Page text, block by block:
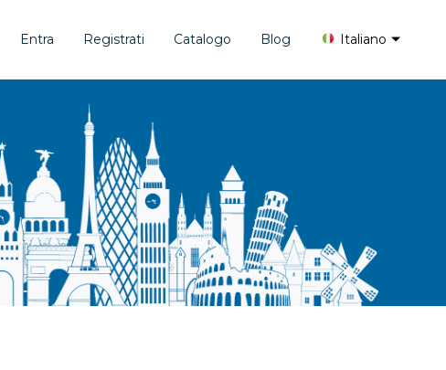
Entra Registrati Catalogo Blog Italiano